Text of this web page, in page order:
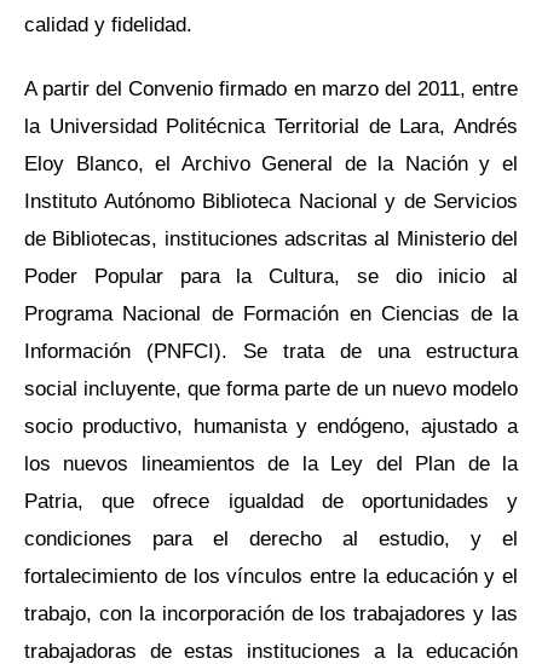
calidad y fidelidad.
A partir del Convenio firmado en marzo del 2011, entre
la Universidad Politécnica Territorial de Lara, Andrés
Eloy Blanco, el Archivo General de la Nación y el
Instituto Autónomo Biblioteca Nacional y de Servicios
de Bibliotecas, instituciones adscritas al Ministerio del
Poder Popular para la Cultura, se dio inicio al
Programa Nacional de Formación en Ciencias de la
Información (PNFCI). Se trata de una estructura
social incluyente, que forma parte de un nuevo modelo
socio productivo, humanista y endógeno, ajustado a
los nuevos lineamientos de la Ley del Plan de la
Patria, que ofrece igualdad de oportunidades y
condiciones para el derecho al estudio, y el
fortalecimiento de los vínculos entre la educación y el
trabajo, con la incorporación de los trabajadores y las
trabajadoras de estas instituciones a la educación